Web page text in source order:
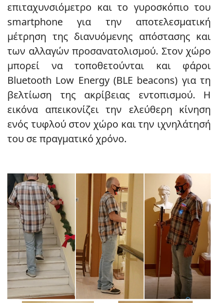
επιταχυνσιόμετρο και το γυροσκόπιο του
smartphone για την αποτελεσματική
μέτρηση της διανυόμενης απόστασης και
των αλλαγών προσανατολισμού. Στον χώρο
μπορεί να τοποθετούνται και φάροι
Bluetooth Low Energy (BLE beacons) για τη
βελτίωση της ακρίβειας εντοπισμού. Η
εικόνα απεικονίζει την ελεύθερη κίνηση
ενός τυφλού στον χώρο και την ιχνηλάτησή
του σε πραγματικό χρόνο.